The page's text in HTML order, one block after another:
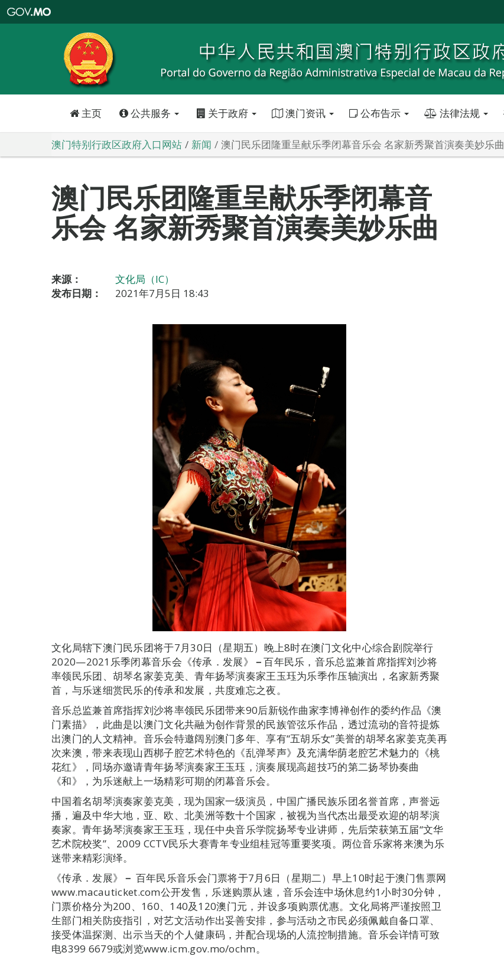
特
政
区
政
口
主页 公共服务 关于政府 澳门资讯 公布告示 法律法规
澳门特别行政区政府入口网站 新闻 澳门民乐团隆重呈献乐季闭幕音乐会 名家新秀聚首演奏美妙乐曲
澳门民乐团隆重呈献乐季闭幕音
乐会 名家新秀聚首演奏美妙乐曲
来源：
文化局（IC）
发布日期：
2021年7月5日 18:43
文化局辖下澳门民乐团将于7月30日（星期五）晚上8时在澳门文化中心综合剧院举行
2020—2021乐季闭幕音乐会《传承．发展》 －百年民乐，音乐总监兼首席指挥刘沙将
率领民乐团、胡琴名家姜克美、青年扬琴演奏家王玉珏为乐季作压轴演出，名家新秀聚
首，与乐迷细赏民乐的传承和发展，共度难忘之夜。
音乐总监兼首席指挥刘沙将率领民乐团带来90后新锐作曲家李博禅创作的委约作品《澳
门素描》，此曲是以澳门文化共融为创作背景的民族管弦乐作品，透过流动的音符提炼
出澳门的人文精神。音乐会特邀阔别澳门多年、享有“五胡乐女”美誉的胡琴名家姜克美再
次来澳，带来表现山西梆子腔艺术特色的《乱弹琴声》及充满华荫老腔艺术魅力的《桃
花红》，同场亦邀请青年扬琴演奏家王玉珏，演奏展现高超技巧的第二扬琴协奏曲
《和》，为乐迷献上一场精彩可期的闭幕音乐会。
中国着名胡琴演奏家姜克美，现为国家一级演员，中国广播民族乐团名誉首席，声誉远
播，遍及中华大地，亚、欧、北美洲等数十个国家，被视为当代杰出最受欢迎的胡琴演
奏家。青年扬琴演奏家王玉珏，现任中央音乐学院扬琴专业讲师，先后荣获第五届“文华
艺术院校奖”、2009 CCTV民乐大赛青年专业组桂冠等重要奖项。两位音乐家将来澳为乐
迷带来精彩演绎。
《传承．发展》 － 百年民乐音乐会门票将于7月6日（星期二）早上10时起于澳门售票网
www.macauticket.com公开发售，乐迷购票从速，音乐会连中场休息约1小时30分钟，
门票价格分为200、160、140及120澳门元，并设多项购票优惠。文化局将严谨按照卫
生部门相关防疫指引，对艺文活动作出妥善安排，参与活动之市民必须佩戴自备口罩、
接受体温探测、出示当天的个人健康码，并配合现场的人流控制措施。音乐会详情可致
电8399 6679或浏览www.icm.gov.mo/ochm。